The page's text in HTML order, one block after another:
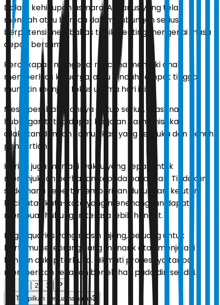
Dalam kehidupan asmara, Aquarius yang telah
menikah atau berada dalam hubungan serius
berpotensi membahas topik penting mengenai masa
depan bersama.
Percakapan mengenai rencana memiliki anak,
memperluas keluarga, atau pindah tempat tinggal
mungkin menjadi fokus utama hari ini.
Meski pembahasannya cukup serius, suasana
hubungan tetap dapat berjalan harmonis jika
dilakukan dengan komunikasi yang terbuka dan penuh
pengertian.
Hari ini juga menjadi waktu yang tepat untuk
menunjukkan perhatian kepada pasangan. Tindakan
sederhana seperti memberikan dukungan, kejutan
kecil, atau kata-kata yang menenangkan dapat
membuat hubungan terasa lebih hangat.
Bagi Aquarius yang masih lajang, peluang untuk
bertemu seseorang yang menarik atau menjalani
kencan cukup terbuka. Nikmati prosesnya tanpa
memberikan tekanan berlebihan pada diri sendiri.
2
3
Tampilkan semua halaman3